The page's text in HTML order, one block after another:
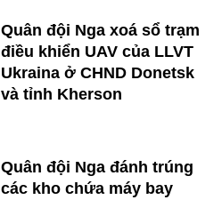
Quân đội Nga xoá sổ trạm
điều khiển UAV của LLVT
Ukraina ở CHND Donetsk
và tỉnh Kherson
Quân đội Nga đánh trúng
các kho chứa máy bay